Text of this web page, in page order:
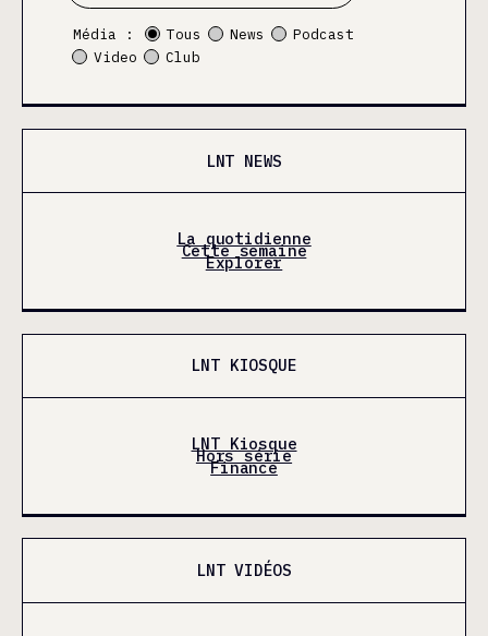
Média : Tous News
Podcast
Video
Club
LNT NEWS
La quotidienne
Cette semaine
Explorer
LNT KIOSQUE
LNT Kiosque
Hors série
Finance
LNT VIDÉOS